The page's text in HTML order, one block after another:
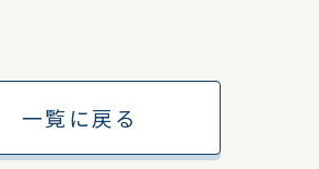
一覧に戻る